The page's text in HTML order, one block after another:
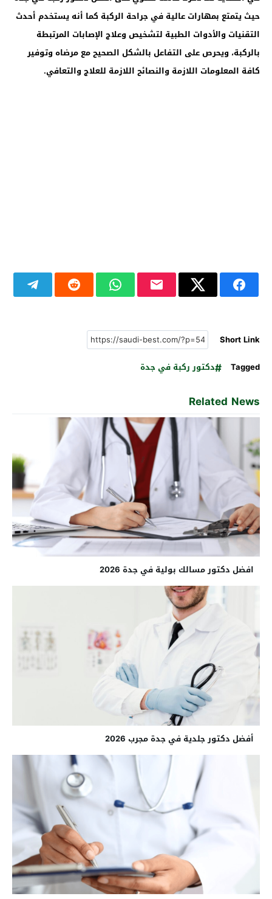
حيث يتمتع بمهارات عالية في جراحة الركبة كما أنه يستخدم أحدث
التقنيات والأدوات الطبية لتشخيص وعلاج الإصابات المرتبطة
بالركبة، ويحرص على التفاعل بالشكل الصحيح مع مرضاه وتوفير
كافة المعلومات اللازمة والنصائح اللازمة للعلاج والتعافي.
Short Link
Tagged
دكتور ركبة في جدة
Related News
افضل دكتور مسالك بولية في جدة 2026
أفضل دكتور جلدية في جدة مجرب 2026